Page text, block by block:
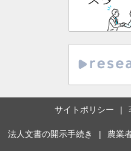
サイトポリシー
法人文書の開示手続き 農業